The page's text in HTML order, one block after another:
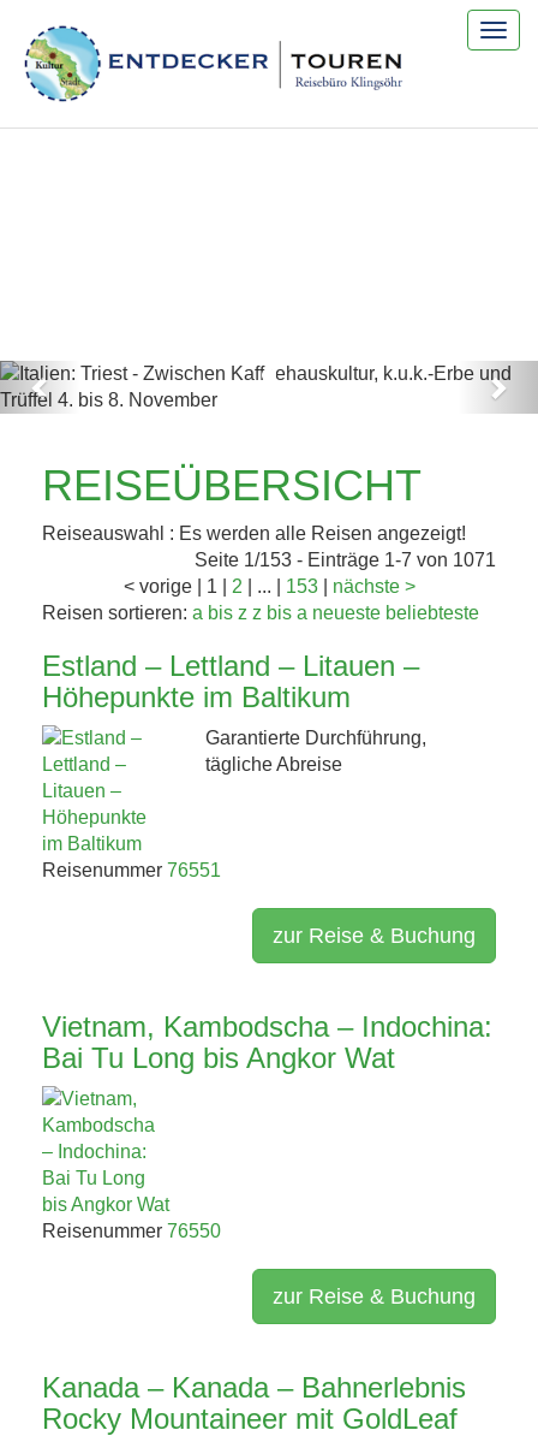
ITALIEN: TRIEST -
ZWISCHEN
KAFFEEHAUSKULTUR,
K.U.K.-ERBE UND
TRÜFFEL 4. BIS 8....
Jetzt entdecken!
Previous
REISEÜBERSICHT
Reiseauswahl : Es werden alle Reisen angezeigt!
Seite 1/153 - Einträge 1-7 von 1071
< vorige 1 2 ... 153| nächste >
Reisen sortieren: a bis z z bis a neueste beliebteste
Estland – Lettland – Litauen –
Höhepunkte im Baltikum
Garantierte Durchführung,
tägliche Abreise
Reisenummer 76551
zur Reise & Buchung
Vietnam, Kambodscha – Indochina:
Bai Tu Long bis Angkor Wat
Reisenummer 76550
zur Reise & Buchung
Kanada – Kanada – Bahnerlebnis
Rocky Mountaineer mit GoldLeaf